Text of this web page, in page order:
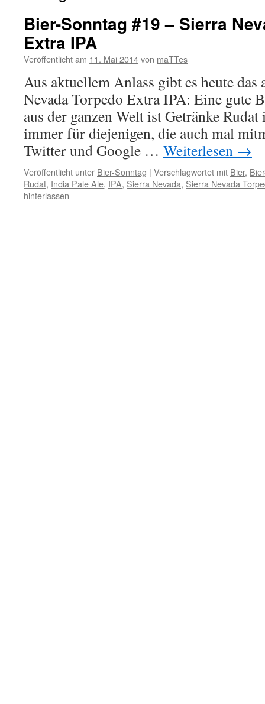
Bier-Sonntag #19 – Sierra
Extra IPA
Veröffentlicht am 11. Mai 2014von maTTes
Aus aktuellem Anlass gibt es heute
Nevada Torpedo Extra IPA: Eine gute
aus der ganzen Welt ist Getränke
immer für diejenigen, die auch mal
Twitter und Google … Weiterlesen →
Veröffentlicht unter Bier-Sonntag | Verschlagwortet mit Bier,
Rudat, India Pale Ale, IPA, Sierra Nevada, Sierra Nevada
hinterlassen